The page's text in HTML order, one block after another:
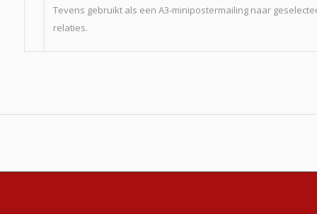
Tevens gebruikt als een A3-minipostermailing naar
relaties.